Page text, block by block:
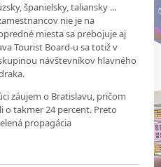
španielsky, taliansky ...
nie je na
miesta sa prebojuje aj
Tourist Board-u sa totiž v
návštevníkov hlavného
záujem o Bratislavu, pričom
o takmer 24 percent. Preto
propagácia